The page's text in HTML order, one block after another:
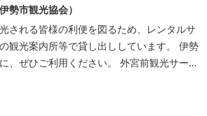
勢市観光協会）
される皆様の利便を図るため、レンタルサ
観光案内所等で貸し出ししています。 伊勢
利用ください。 外宮前観光サービ
23-3323 伊勢市駅手荷物預かり所 電